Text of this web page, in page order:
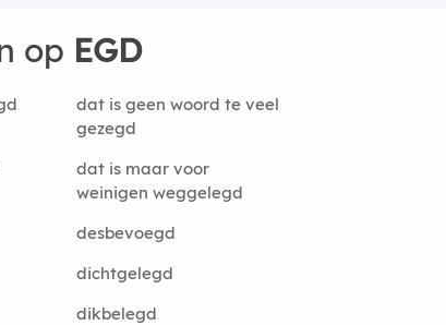
op EGD
dat is geen woord te veel
gezegd
dat is maar voor
weinigen weggelegd
desbevoegd
dichtgelegd
dikbelegd